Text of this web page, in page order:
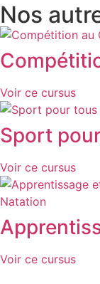
Nos
Voir ce cursus
Sport
Voir ce cursus
Voir ce cursus